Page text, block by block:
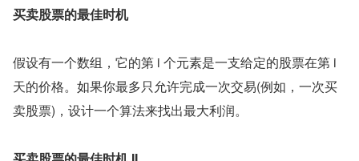
买卖股票的最佳时机
假设有一个数组，它的第 i 个元素是一支给定的股票在第 i
天的价格。如果你最多只允许完成一次交易(例如，一次买
卖股票)，设计一个算法来找出最大利润。